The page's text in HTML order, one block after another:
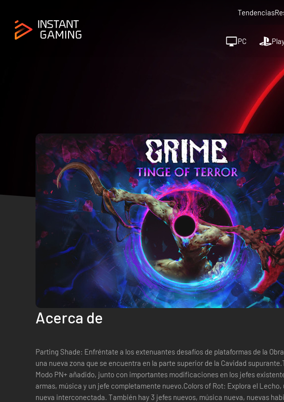
Tendencias
PC
Acerca de
Parting Shade: Enfréntate a los extenuantes desafíos de plataformas de la
una nueva zona que se encuentra en la parte superior de la Cavidad
Modo PN+ añadido, junto con importantes modificaciones en los jefes
armas, música y un jefe completamente nuevo.Colors of Rot: Explora el Lecho,
nueva interconectada. También hay 3 jefes nuevos, música nueva, nuevas